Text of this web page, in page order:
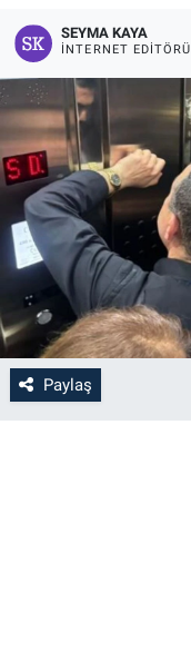
SEYMA KAYA
İNTERNET EDITÖRÜ
Paylaş